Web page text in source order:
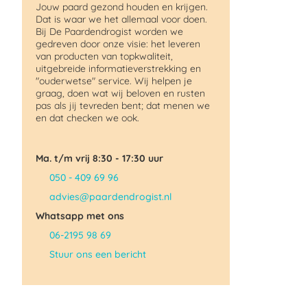
Jouw paard gezond houden en krijgen.
Dat is waar we het allemaal voor doen.
Bij De Paardendrogist worden we
gedreven door onze visie: het leveren
van producten van topkwaliteit,
uitgebreide informatieverstrekking en
"ouderwetse" service. Wij helpen je
graag, doen wat wij beloven en rusten
pas als jij tevreden bent; dat menen we
en dat checken we ook.
Ma. t/m vrij 8:30 - 17:30 uur
050 - 409 69 96
advies@paardendrogist.nl
Whatsapp met ons
06-2195 98 69
Stuur ons een bericht